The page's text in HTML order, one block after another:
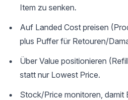
Item zu senken.
Auf Landed Cost preisen
plus Puffer für Retouren/
Über Value positionieren
statt nur Lowest Price.
Stock/Price monitoren, damit